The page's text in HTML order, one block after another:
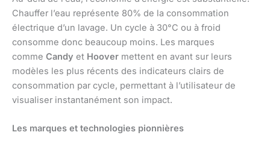
Chauffer l’eau représente 80% de la consommation
électrique d’un lavage. Un cycle à 30°C ou à froid
consomme donc beaucoup moins. Les marques
comme Candy et Hoover mettent en avant sur leurs
modèles les plus récents des indicateurs clairs de
consommation par cycle, permettant à l’utilisateur de
visualiser instantanément son impact.
Les marques et technologies pionnières